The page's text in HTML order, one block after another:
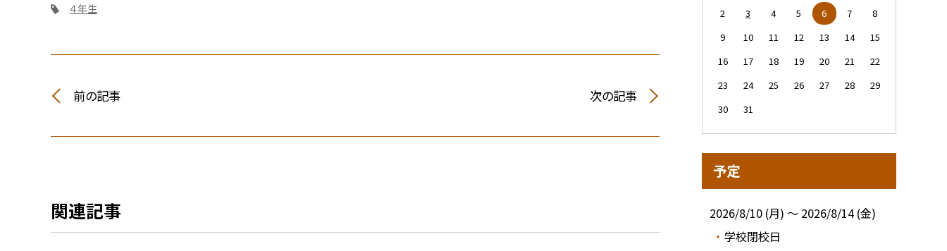
４年生
前の記事 次の記事
関連記事
2
3 4 5 6 7
8
9
10 11 12 13 14
15
16
17 18 19 20 21
22
23
24 25 26 27 28
29
30
31
予定
2026/8/10 (月) ～ 2026/8/14 (金)
学校閉校日